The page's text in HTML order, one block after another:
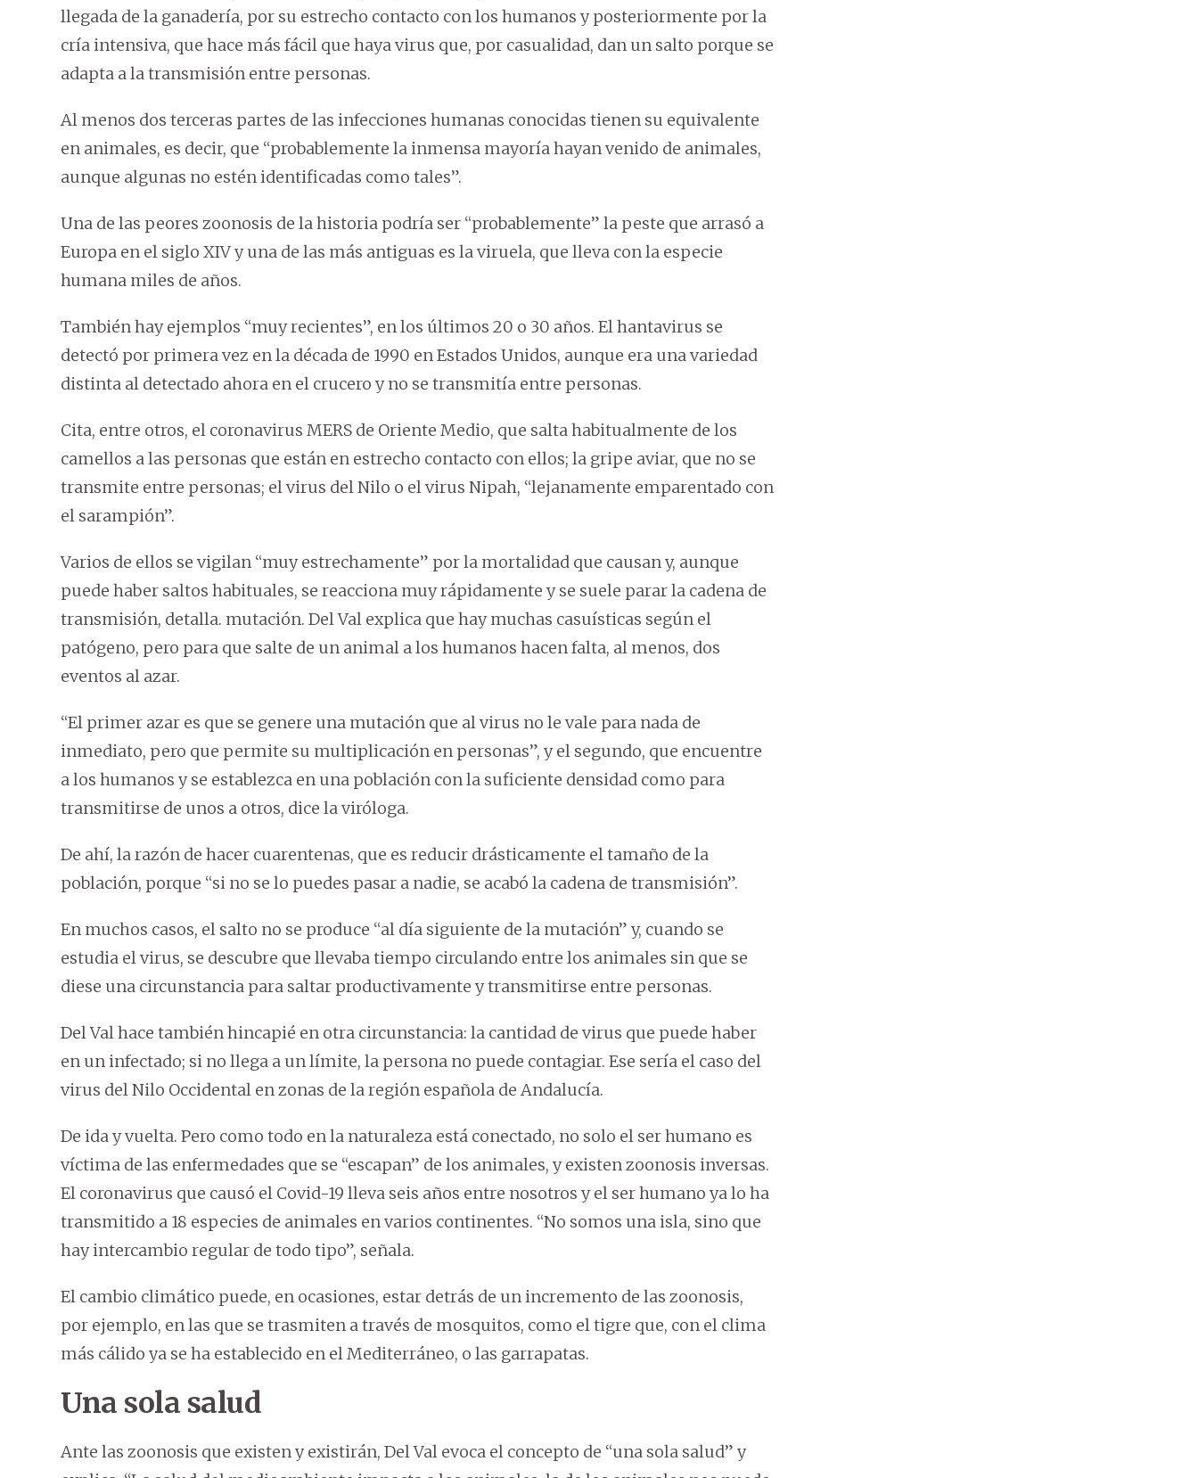
llegada de la ganadería, por su estrecho contacto con los humanos y posteriormente por la
cría intensiva, que hace más fácil que haya virus que, por casualidad, dan un salto porque se
adapta a la transmisión entre personas.
Al menos dos terceras partes de las infecciones humanas conocidas tienen su equivalente
en animales, es decir, que “probablemente la inmensa mayoría hayan venido de animales,
aunque algunas no estén identificadas como tales”.
Una de las peores zoonosis de la historia podría ser “probablemente” la peste que arrasó a
Europa en el siglo XIV y una de las más antiguas es la viruela, que lleva con la especie
humana miles de años.
También hay ejemplos “muy recientes”, en los últimos 20 o 30 años. El hantavirus se
detectó por primera vez en la década de 1990 en Estados Unidos, aunque era una variedad
distinta al detectado ahora en el crucero y no se transmitía entre personas.
Cita, entre otros, el coronavirus MERS de Oriente Medio, que salta habitualmente de los
camellos a las personas que están en estrecho contacto con ellos; la gripe aviar, que no se
transmite entre personas; el virus del Nilo o el virus Nipah, “lejanamente emparentado con
el sarampión”.
Varios de ellos se vigilan “muy estrechamente” por la mortalidad que causan y, aunque
puede haber saltos habituales, se reacciona muy rápidamente y se suele parar la cadena de
transmisión, detalla. mutación. Del Val explica que hay muchas casuísticas según el
patógeno, pero para que salte de un animal a los humanos hacen falta, al menos, dos
eventos al azar.
“El primer azar es que se genere una mutación que al virus no le vale para nada de
inmediato, pero que permite su multiplicación en personas”, y el segundo, que encuentre
a los humanos y se establezca en una población con la suficiente densidad como para
transmitirse de unos a otros, dice la viróloga.
De ahí, la razón de hacer cuarentenas, que es reducir drásticamente el tamaño de la
población, porque “si no se lo puedes pasar a nadie, se acabó la cadena de transmisión”.
En muchos casos, el salto no se produce “al día siguiente de la mutación” y, cuando se
estudia el virus, se descubre que llevaba tiempo circulando entre los animales sin que se
diese una circunstancia para saltar productivamente y transmitirse entre personas.
Del Val hace también hincapié en otra circunstancia: la cantidad de virus que puede haber
en un infectado; si no llega a un límite, la persona no puede contagiar. Ese sería el caso del
virus del Nilo Occidental en zonas de la región española de Andalucía.
De ida y vuelta. Pero como todo en la naturaleza está conectado, no solo el ser humano es
víctima de las enfermedades que se “escapan” de los animales, y existen zoonosis inversas.
El coronavirus que causó el Covid-19 lleva seis años entre nosotros y el ser humano ya lo ha
transmitido a 18 especies de animales en varios continentes. “No somos una isla, sino que
hay intercambio regular de todo tipo”, señala.
El cambio climático puede, en ocasiones, estar detrás de un incremento de las zoonosis,
por ejemplo, en las que se trasmiten a través de mosquitos, como el tigre que, con el clima
más cálido ya se ha establecido en el Mediterráneo, o las garrapatas.
Una sola salud
Ante las zoonosis que existen y existirán, Del Val evoca el concepto de “una sola salud” y